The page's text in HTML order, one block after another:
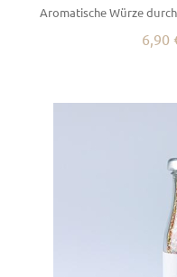
Aromatische Würze
6,90